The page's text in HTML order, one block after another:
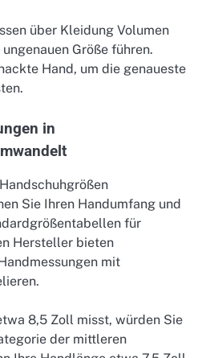
über Kleidung Volumen
Größe führen.
Hand, um die genaueste
in
Sie Ihren Handumfang und
für
Hersteller bieten
mit
8,5 Zoll misst, würden Sie
der mittleren